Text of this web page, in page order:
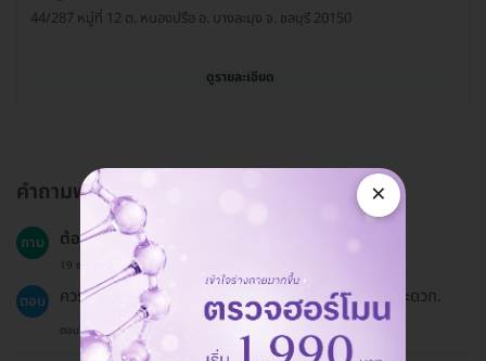
44/287 หมู่ที่ 12 ต. หนองปรือ อ. บางละมุง จ. ชลบุรี 20150
ดูรายละเอียด
คำถามพบบ่อย
ถาม ต้องนัดหมายล่วงหน้ากี่วันก่อนการทำคอร์ส?
19 ธ.ค. 2024
ตอบ ควรนัดหมายล่วงหน้าเพื่อให้แพทย์สามารถจัดตารางได้สะดวก.
ตอบโดยทีมงาน HD
×